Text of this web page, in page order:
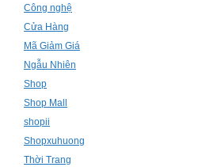
Công nghệ
Cửa Hàng
Mã Giảm Giá
Ngẫu Nhiên
Shop
Shop Mall
shopii
Shopxuhuong
Thời Trang